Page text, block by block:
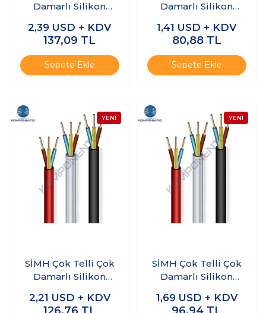
Damarlı Silikon
Metre
2,39 USD + KDV
137,09 TL
Sepete Ekle
Damarlı Silikon
Metre
1,41 USD + KDV
80,88 TL
Sepete Ekle
SİMH Çok Telli Çok
Damarlı Silikon
Metre
2,21 USD + KDV
126,76 TL
SİMH Çok Telli Çok
Damarlı Silikon
Metre
1,69 USD + KDV
96,94 TL